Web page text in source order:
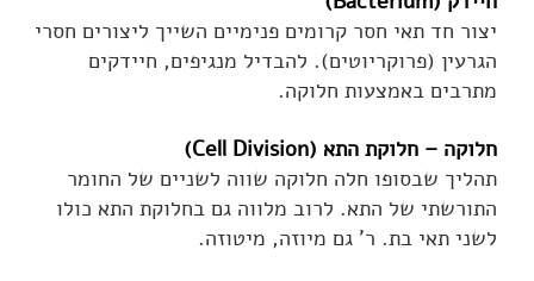
יצור חד תאי חסר קרומים פנימיים השייך ליצורים חסרי
הגרעין (פרוקריוטים). להבדיל מנגיפים, חיידקים
מתרבים באמצעות חלוקה.
חלוקה – חלוקת התא (Cell Division)
תהליך שבסופו חלה חלוקה שווה לשניים של החומר
התורשתי של התא. לרוב מלווה גם בחלוקת התא כולו
לשני תאי בת. ר' גם מיוזה, מיטוזה.